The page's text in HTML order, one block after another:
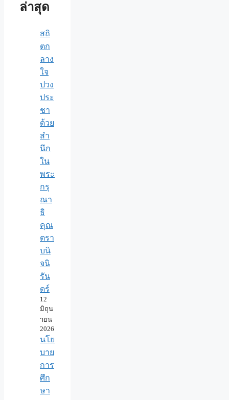
ล่าสุด
สถิ
ตก
ลาง
ใจ
ปวง
ประ
ชา
ด้วย
สำ
นึก
ใน
พระ
กรุ
ณา
ธิ
คุณ
ตรา
บนิ
จนิ
รัน
ดร์
12
มิถุน
ายน
2026
นโย
บาย
การ
ศึก
ษา